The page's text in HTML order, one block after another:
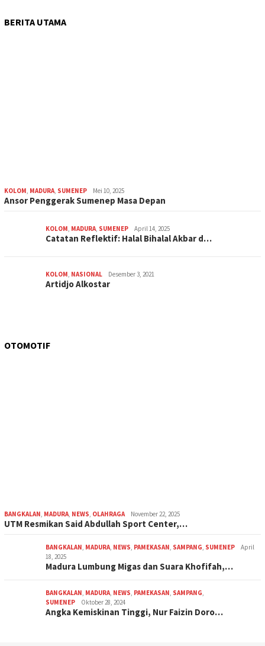
BERITA UTAMA
KOLOM, MADURA, SUMENEP Mei 10, 2025
Ansor Penggerak Sumenep Masa Depan
KOLOM, MADURA, SUMENEP April 14, 2025
Catatan Reflektif: Halal Bihalal Akbar d…
KOLOM, NASIONAL Desember 3, 2021
Artidjo Alkostar
OTOMOTIF
BANGKALAN, MADURA, NEWS, OLAHRAGA November 22, 2025
UTM Resmikan Said Abdullah Sport Center,…
BANGKALAN, MADURA, NEWS, PAMEKASAN, SAMPANG, SUMENEP
April
18, 2025
Madura Lumbung Migas dan Suara Khofifah,…
BANGKALAN, MADURA, NEWS, PAMEKASAN, SAMPANG,
SUMENEP
Oktober 28, 2024
Angka Kemiskinan Tinggi, Nur Faizin Doro…